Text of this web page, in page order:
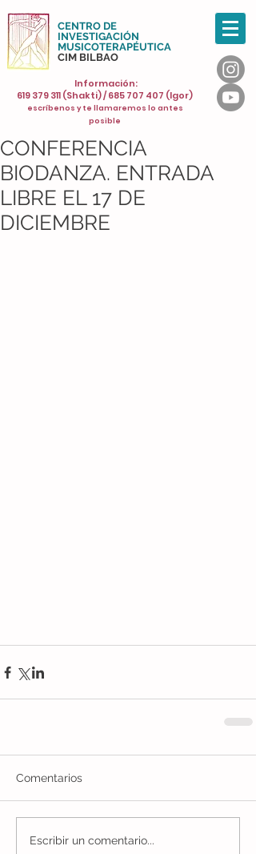
CENTRO DE
INVESTIGACIÓN
MUSICOTERAPÉUTICA
CIM BILBAO
Información:
619 379 311(Shakti) /685 707 407 (Igor)
escríbenos y te llamaremos lo antes
posible
CONFERENCIA
BIODANZA. ENTRADA
LIBRE EL 17 DE
DICIEMBRE
Comentarios
Escribir un comentario...